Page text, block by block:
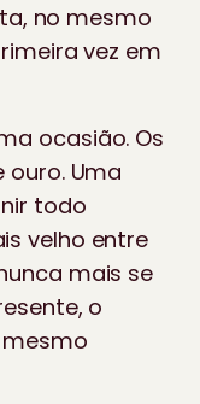
no mesmo
vez em
ocasião. Os
ouro. Uma
todo
velho entre
mais se
o